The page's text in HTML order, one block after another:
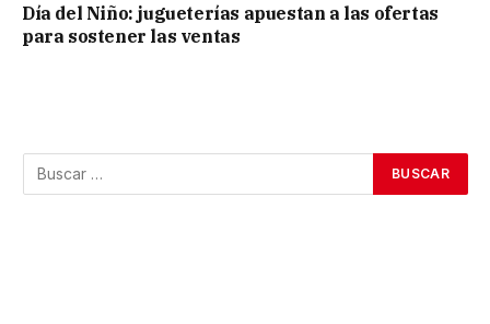
Día del Niño: jugueterías apuestan a las ofertas
para sostener las ventas